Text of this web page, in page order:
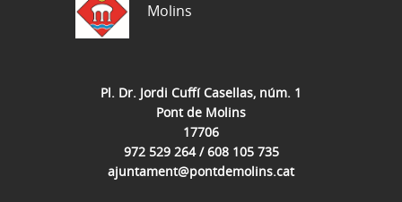
Pl. Dr. Jordi Cuffí Casellas, núm. 1
Pont de Molins
17706
972 529 264 / 608 105 735
ajuntament@pontdemolins.cat
Molins